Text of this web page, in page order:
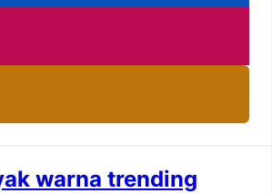
warna trending